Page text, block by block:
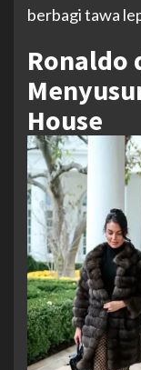
berbagi tawa
Ronaldo
House